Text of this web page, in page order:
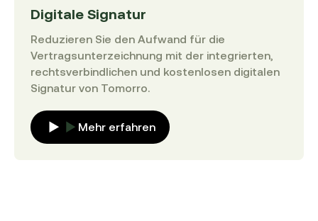
Digitale Signatur
Reduzieren Sie den Aufwand für die
Vertragsunterzeichnung mit der integrierten,
rechtsverbindlichen und kostenlosen digitalen
Signatur von Tomorro.
Mehr erfahren